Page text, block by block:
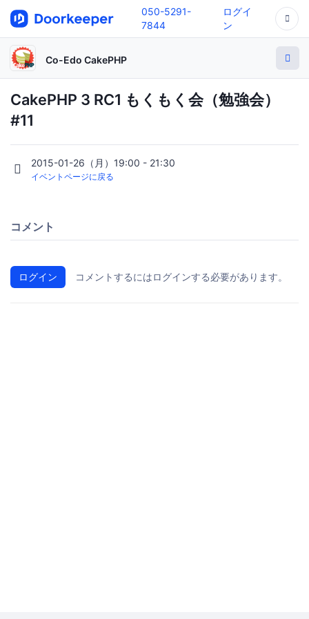
050-5291-
7844
ログイ
ン
Co-Edo CakePHP
CakePHP 3 RC1 もくもく会（勉強会）
#11
2015-01-26（月）19:00 - 21:30
イベントページに戻る
コメント
ログイン コメントするにはログインする必要があります。